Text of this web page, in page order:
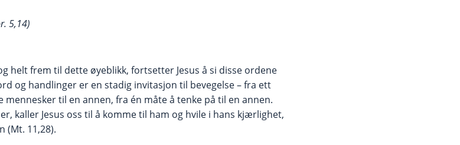
5,14)
helt frem til dette øyeblikk, fortsetter Jesus å si disse ordene
og handlinger er en stadig invitasjon til bevegelse – fra ett
til en annen, fra én måte å tenke på til en annen.
kaller Jesus oss til å komme til ham og hvile i hans kjærlighet,
(Mt. 11,28).